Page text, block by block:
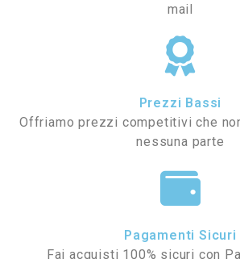
mail
Prezzi Bassi
Offriamo prezzi competitivi che
nessuna parte
Pagamenti Sicuri
Fai acquisti 100% sicuri con